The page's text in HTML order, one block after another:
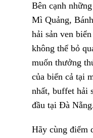
Bên cạnh
Mì Quảng,
hải sản ven
không thể bỏ
muốn thưởng
của biển cả tại
nhất, buffet hải
đầu tại Đà
Hãy cùng điểm